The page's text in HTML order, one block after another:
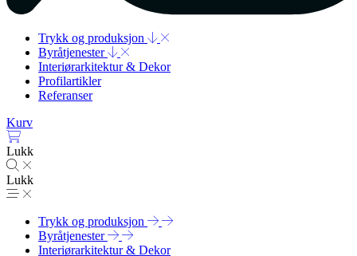
Trykk og produksjon
Byråtjenester
Interiørarkitektur & Dekor
Profilartikler
Referanser
Kurv
Lukk
Lukk
Trykk og produksjon
Byråtjenester
Interiørarkitektur & Dekor